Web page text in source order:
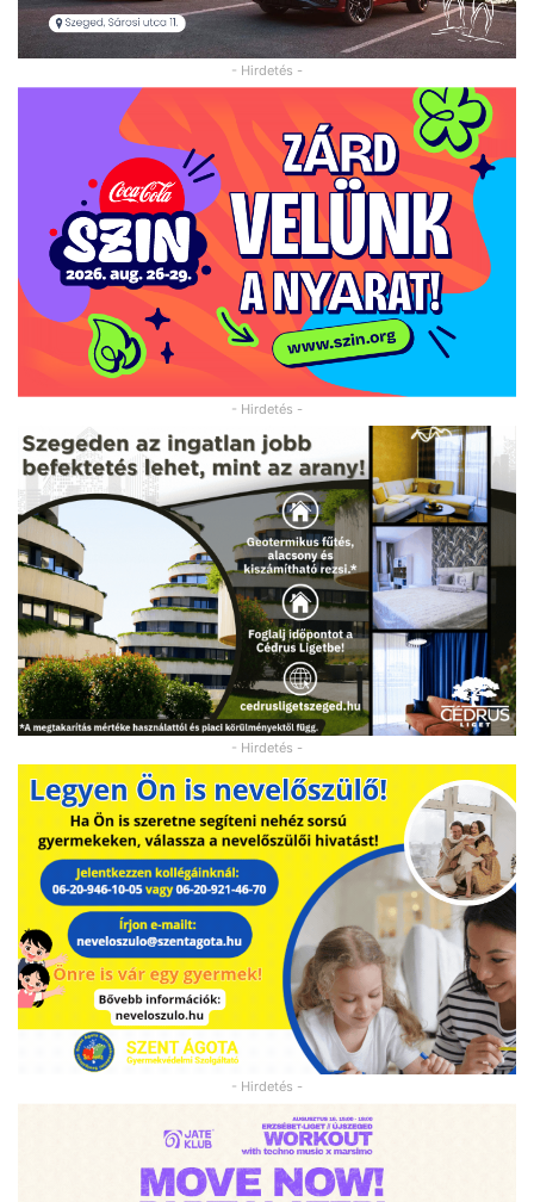
- Hirdetés -
- Hirdetés -
- Hirdetés -
- Hirdetés -